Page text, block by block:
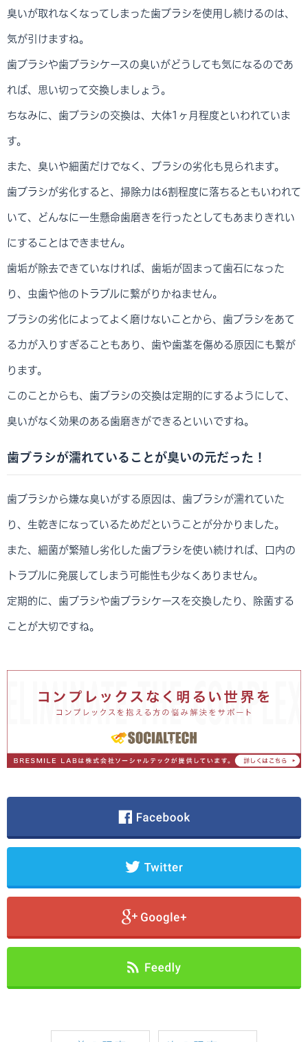
臭いが取れなくなってしまった歯ブラシを使用し続けるのは、
気が引けますね。
歯ブラシや歯ブラシケースの臭いがどうしても気になるのであ
れば、思い切って交換しましょう。
ちなみに、歯ブラシの交換は、大体1ヶ月程度といわれていま
す。
また、臭いや細菌だけでなく、ブラシの劣化も見られます。
歯ブラシが劣化すると、掃除力は6割程度に落ちるともいわれて
いて、どんなに一生懸命歯磨きを行ったとしてもあまりきれい
にすることはできません。
歯垢が除去できていなければ、歯垢が固まって歯石になった
り、虫歯や他のトラブルに繋がりかねません。
ブラシの劣化によってよく磨けないことから、歯ブラシをあて
る力が入りすぎることもあり、歯や歯茎を傷める原因にも繋が
ります。
このことからも、歯ブラシの交換は定期的にするようにして、
臭いがなく効果のある歯磨きができるといいですね。
歯ブラシが濡れていることが臭いの元だった！
歯ブラシから嫌な臭いがする原因は、歯ブラシが濡れていた
り、生乾きになっているためだということが分かりました。
また、細菌が繁殖し劣化した歯ブラシを使い続ければ、口内の
トラブルに発展してしまう可能性も少なくありません。
定期的に、歯ブラシや歯ブラシケースを交換したり、除菌する
ことが大切ですね。